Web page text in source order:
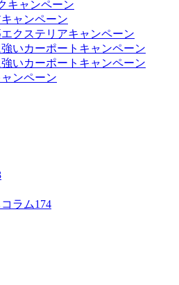
ラム174